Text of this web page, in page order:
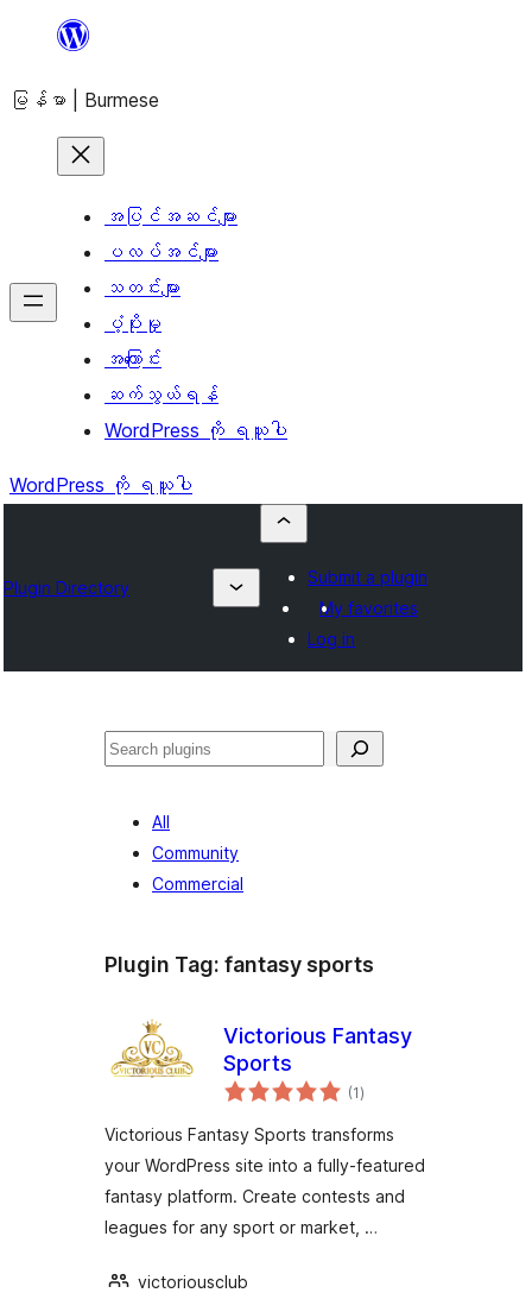
အကြောင်းအရာ
ကျော်သွား
မြန်မာ | Burmese
အပြင်အဆင်များ
ပလပ်အင်များ
သတင်းများ
ပံ့ပိုးမှု
အကြောင်း
ဆက်သွယ်ရန်
WordPress ကို ရယူပါ
WordPress ကို ရယူပါ
Plugin Directory
Submit a plugin
My favorites
Log in
ရှာ
All
Community
Commercial
Plugin Tag: fantasy sports
Victorious Fantasy
Sports
(1total
ratings
)
Victorious Fantasy Sports transforms
your WordPress site into a fully‑featured
fantasy platform. Create contests and
leagues for any sport or market, …
victoriousclub